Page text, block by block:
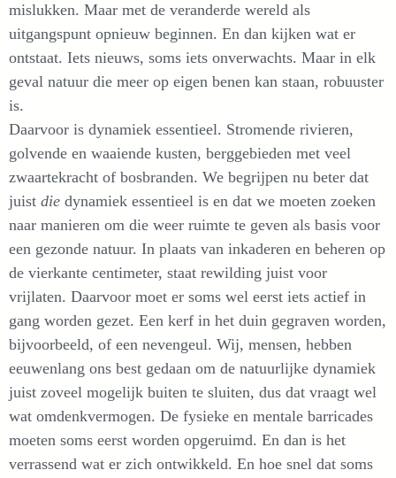
mislukken. Maar met de veranderde wereld als
uitgangspunt opnieuw beginnen. En dan kijken wat er
ontstaat. Iets nieuws, soms iets onverwachts. Maar in elk
geval natuur die meer op eigen benen kan staan, robuuster
is.
Daarvoor is dynamiek essentieel. Stromende rivieren,
golvende en waaiende kusten, berggebieden met veel
zwaartekracht of bosbranden. We begrijpen nu beter dat
juist die dynamiek essentieel is en dat we moeten zoeken
naar manieren om die weer ruimte te geven als basis voor
een gezonde natuur. In plaats van inkaderen en beheren op
de vierkante centimeter, staat rewilding juist voor
vrijlaten. Daarvoor moet er soms wel eerst iets actief in
gang worden gezet. Een kerf in het duin gegraven worden,
bijvoorbeeld, of een nevengeul. Wij, mensen, hebben
eeuwenlang ons best gedaan om de natuurlijke dynamiek
juist zoveel mogelijk buiten te sluiten, dus dat vraagt wel
wat omdenkvermogen. De fysieke en mentale barricades
moeten soms eerst worden opgeruimd. En dan is het
verrassend wat er zich ontwikkeld. En hoe snel dat soms